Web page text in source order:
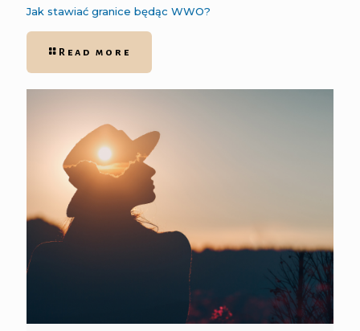
Jak stawiać granice będąc WWO?
Read more